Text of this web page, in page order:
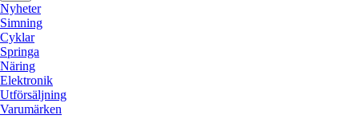
Nyheter
Simning
Cyklar
Springa
Näring
Elektronik
Utförsäljning
Varumärken